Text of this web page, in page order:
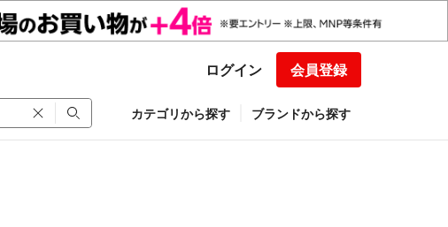
ログイン 会員登録
カテゴリから探す ブランドから探す